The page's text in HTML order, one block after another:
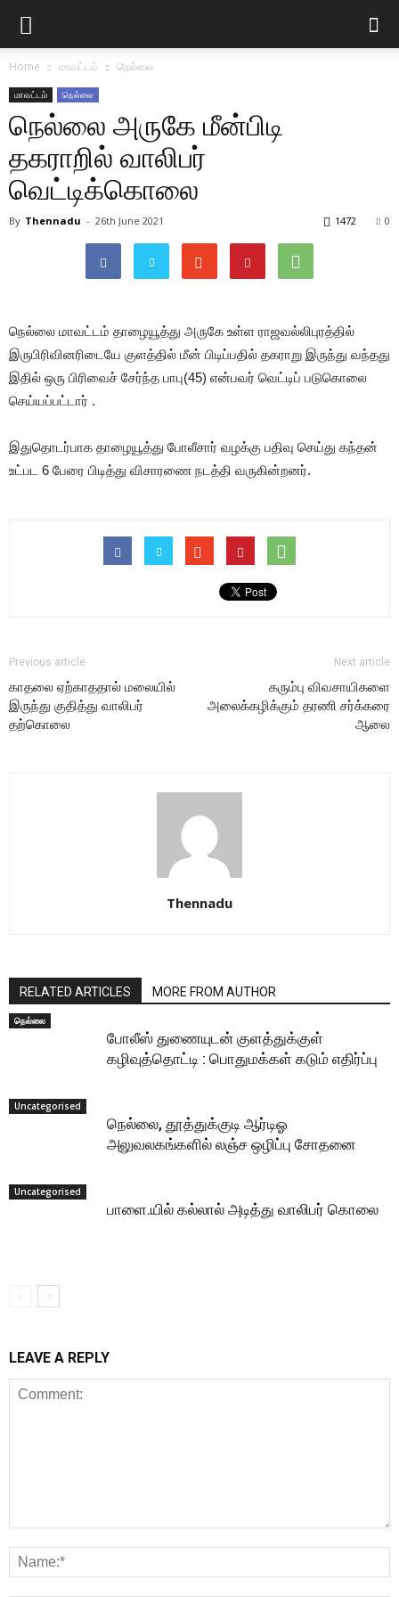
Home மாவட்டம் நெல்லை
மாவட்டம் நெல்லை
நெல்லை அருகே மீன்பிடி
தகராறில் வாலிபர்
வெட்டிக்கொலை
By Thennadu - 26th June 2021 0
1472
நெல்லை மாவட்டம் தாழையூத்து அருகே உள்ள ராஜவல்லிபுரத்தில்
இருபிரிவினரிடையே குளத்தில் மீன் பிடிப்பதில் தகராறு இருந்து வந்தது
இதில் ஒரு பிரிவைச் சேர்ந்த பாபு(45) என்பவர் வெட்டிப் படுகொலை
செய்யப்பட்டார் .
இதுதொடர்பாக தாழையூத்து போலீசார் வழக்கு பதிவு செய்து கந்தன்
உட்பட 6 பேரை பிடித்து விசாரணை நடத்தி வருகின்றனர்.
Previous article
காதலை ஏற்காததால் மலையில்
இருந்து குதித்து வாலிபர்
தற்கொலை
Next article
கரும்பு விவசாயிகளை
அலைக்கழிக்கும் தரணி சர்க்கரை
ஆலை
Thennadu
RELATED ARTICLES MORE FROM AUTHOR
நெல்லை
போலீஸ் துணையுடன் குளத்துக்குள்
கழிவுத்தொட்டி : பொதுமக்கள் கடும் எதிர்ப்பு
Uncategorised
நெல்லை, தூத்துக்குடி ஆர்டிஓ
அலுவலகங்களில் லஞ்ச ஒழிப்பு சோதனை
Uncategorised
பாளை.யில் கல்லால் அடித்து வாலிபர் கொலை
LEAVE A REPLY